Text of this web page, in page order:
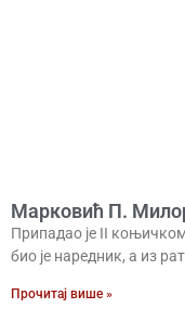
Марковић П.
Припадао је II
био је наредник, а из
Прочитај више »